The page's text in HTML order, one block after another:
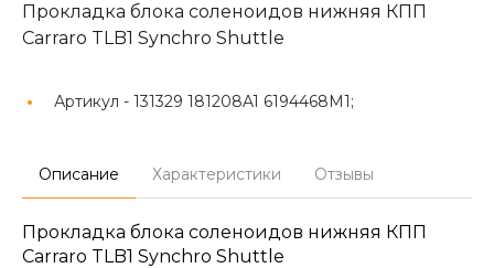
Прокладка блока соленоидов нижняя КПП
Carraro TLB1 Synchro Shuttle
Артикул - 131329 181208A1 6194468M1;
Описание Характеристики Отзывы
Прокладка блока соленоидов нижняя КПП
Carraro TLB1 Synchro Shuttle